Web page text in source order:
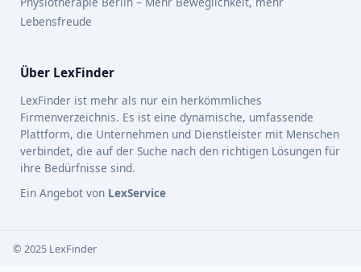
Lebensfreude
Über LexFinder
LexFinder ist mehr als nur ein herkömmliches
Firmenverzeichnis. Es ist eine dynamische, umfassende
Plattform, die Unternehmen und Dienstleister mit Menschen
verbindet, die auf der Suche nach den richtigen Lösungen für
ihre Bedürfnisse sind.
Ein Angebot von LexService
© 2025 LexFinder